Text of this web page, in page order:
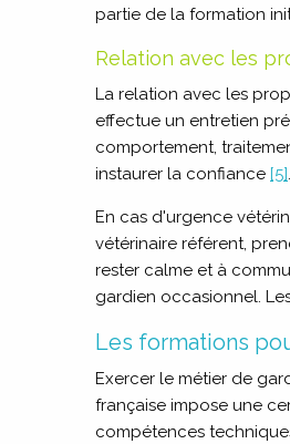
partie de la formation
Relation avec les
La relation avec les
effectue un entretien
comportement,
instaurer la confiance [5].
En cas d'urgence
vétérinaire référent,
rester calme et à
gardien occasionnel.
Les formations
Exercer le métier de
française impose une
compétences